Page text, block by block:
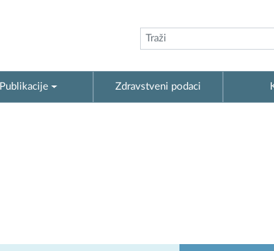
Publikacije Zdravstveni podaci